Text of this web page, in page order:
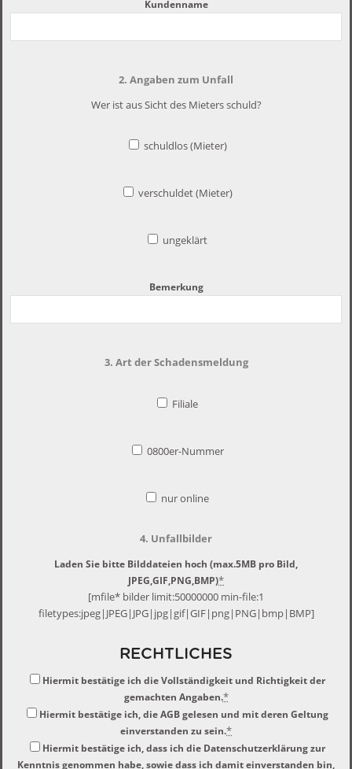
Kundenname
2. Angaben zum Unfall
Wer ist aus Sicht des Mieters schuld?
schuldlos (Mieter)
verschuldet (Mieter)
ungeklärt
Bemerkung
3. Art der Schadensmeldung
Filiale
0800er-Nummer
nur online
4. Unfallbilder
Laden Sie bitte Bilddateien hoch (max.5MB pro Bild,
JPEG,GIF,PNG,BMP)*
[mfile* bilder limit:50000000 min-file:1
filetypes:jpeg|JPEG|JPG|jpg|gif|GIF|png|PNG|bmp|BMP]
RECHTLICHES
Hiermit bestätige ich die Vollständigkeit und Richtigkeit der
gemachten Angaben.*
Hiermit bestätige ich, die AGB gelesen und mit deren Geltung
einverstanden zu sein.*
Hiermit bestätige ich, dass ich die Datenschutzerklärung zur
Kenntnis genommen habe, sowie dass ich damit einverstanden bin,